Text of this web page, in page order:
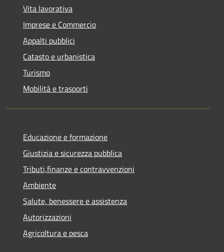
Vita lavorativa
Imprese e Commercio
Appalti pubblici
Catasto e urbanistica
Turismo
Mobilità e trasporti
Educazione e formazione
Giustizia e sicurezza pubblica
Tributi,finanze e contravvenzioni
Ambiente
Salute, benessere e assistenza
Autorizzazioni
Agricoltura e pesca